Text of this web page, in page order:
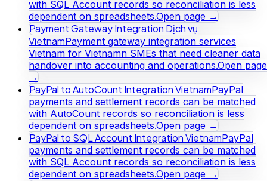
with SQL Account records so reconciliation is less
dependent on spreadsheets.Open page →
Payment Gateway Integration Dịch vụ
VietnamPayment gateway integration services
Vietnam for Vietnamn SMEs that need cleaner data
handover into accounting and operations.Open page
→
PayPal to AutoCount Integration VietnamPayPal
payments and settlement records can be matched
with AutoCount records so reconciliation is less
dependent on spreadsheets.Open page →
PayPal to SQL Account Integration VietnamPayPal
payments and settlement records can be matched
with SQL Account records so reconciliation is less
dependent on spreadsheets.Open page →